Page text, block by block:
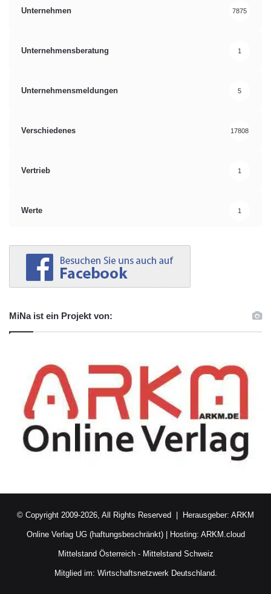
Unternehmen 7875
Unternehmensberatung 1
Unternehmensmeldungen 5
Verschiedenes 17808
Vertrieb 1
Werte 1
MiNa ist ein Projekt von:
© Copyright 2009-2026, All Rights Reserved | Herausgeber: ARKM
Online Verlag UG (haftungsbeschränkt)| Hosting: ARKM.cloud
Mittelstand Österreich- Mittelstand Schweiz
Mitglied im: Wirtschaftsnetzwerk Deutschland.